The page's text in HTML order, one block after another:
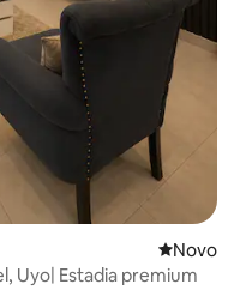
Novo
Novo
Uyo| Estadia premium